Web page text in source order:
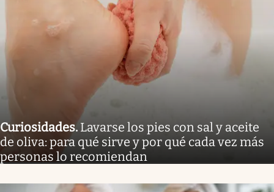
Curiosidades. Lavarse los pies con sal y aceite
de oliva: para qué sirve y por qué cada vez más
personas lo recomiendan